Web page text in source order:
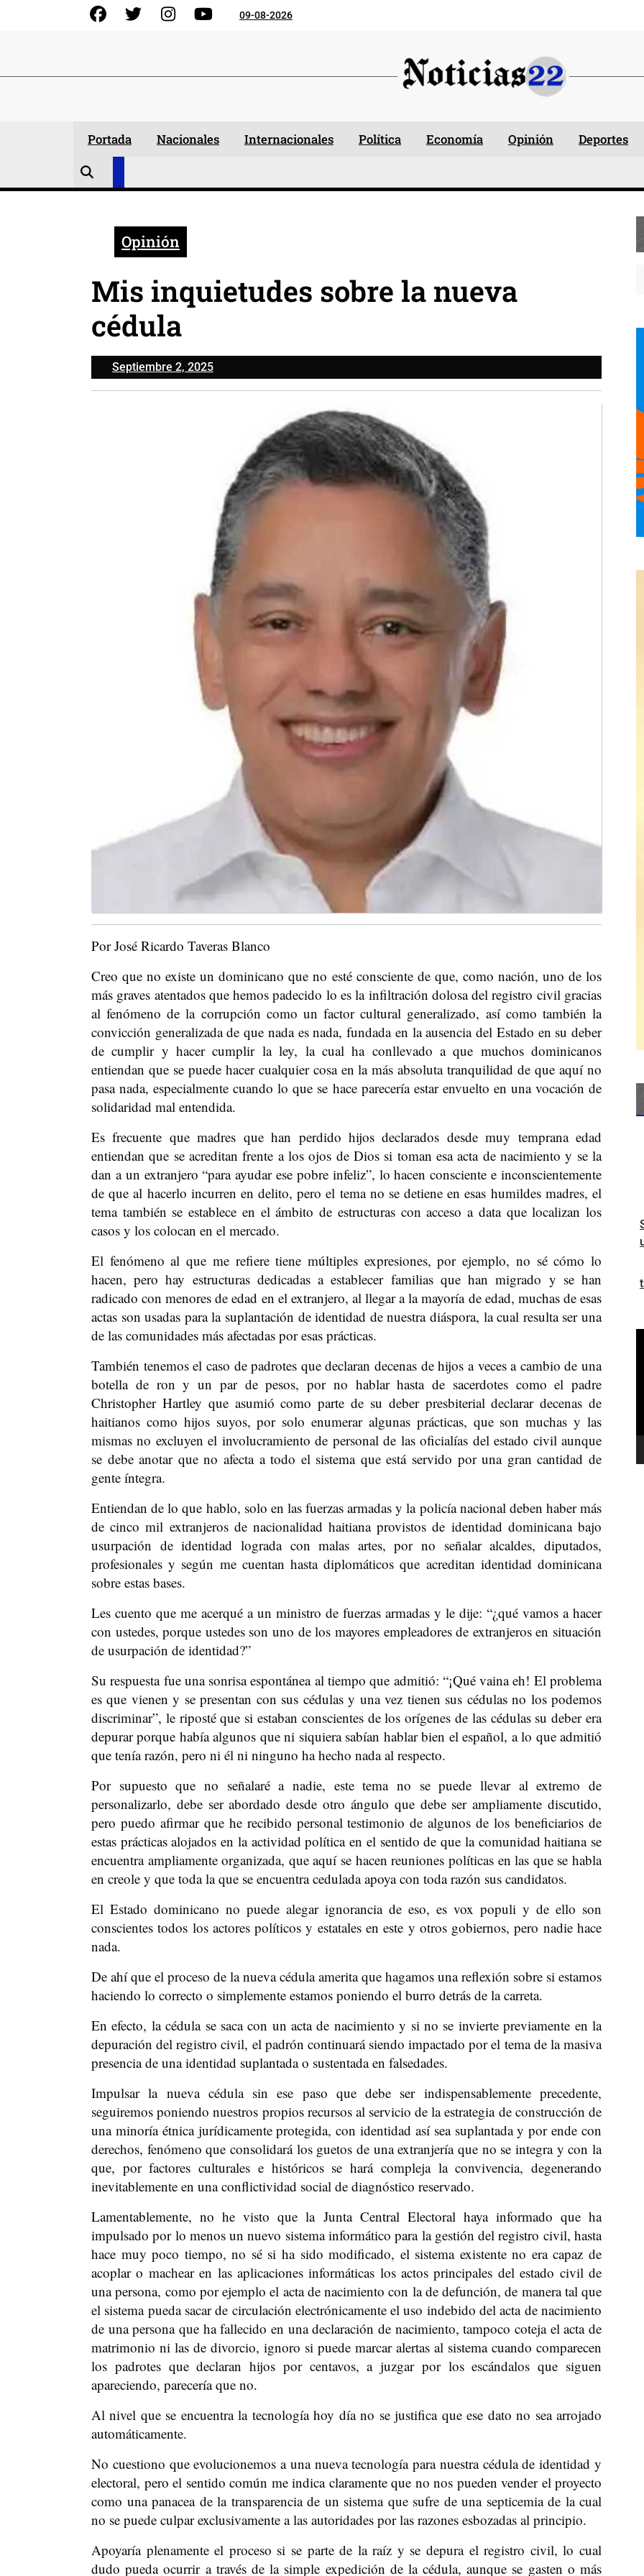
FacebookGorjeo InstagramYouTube09-08-2026
Portada Nacionales Internacionales Política Economía Opinión Deportes
Opinión
Mis inquietudes sobre la nueva
cédula
Septiembre 2, 2025Septiembre
2,
Por José Ricardo Taveras Blanco
Creo que no existe un dominicano que no esté consciente de que, como nación, uno de los
más graves atentados que hemos padecido lo es la infiltración dolosa del registro civil gracias
al fenómeno de la corrupción como un factor cultural generalizado, así como también la
convicción generalizada de que nada es nada, fundada en la ausencia del Estado en su deber
de cumplir y hacer cumplir la ley, la cual ha conllevado a que muchos dominicanos
entiendan que se puede hacer cualquier cosa en la más absoluta tranquilidad de que aquí no
pasa nada, especialmente cuando lo que se hace parecería estar envuelto en una vocación de
solidaridad mal entendida.
Es frecuente que madres que han perdido hijos declarados desde muy temprana edad
entiendan que se acreditan frente a los ojos de Dios si toman esa acta de nacimiento y se la
dan a un extranjero “para ayudar ese pobre infeliz”, lo hacen consciente e inconscientemente
de que al hacerlo incurren en delito, pero el tema no se detiene en esas humildes madres, el
tema también se establece en el ámbito de estructuras con acceso a data que localizan los
casos y los colocan en el mercado.
El fenómeno al que me refiere tiene múltiples expresiones, por ejemplo, no sé cómo lo
hacen, pero hay estructuras dedicadas a establecer familias que han migrado y se han
radicado con menores de edad en el extranjero, al llegar a la mayoría de edad, muchas de esas
actas son usadas para la suplantación de identidad de nuestra diáspora, la cual resulta ser una
de las comunidades más afectadas por esas prácticas.
También tenemos el caso de padrotes que declaran decenas de hijos a veces a cambio de una
botella de ron y un par de pesos, por no hablar hasta de sacerdotes como el padre
Christopher Hartley que asumió como parte de su deber presbiterial declarar decenas de
haitianos como hijos suyos, por solo enumerar algunas prácticas, que son muchas y las
mismas no excluyen el involucramiento de personal de las oficialías del estado civil aunque
se debe anotar que no afecta a todo el sistema que está servido por una gran cantidad de
gente íntegra.
Entiendan de lo que hablo, solo en las fuerzas armadas y la policía nacional deben haber más
de cinco mil extranjeros de nacionalidad haitiana provistos de identidad dominicana bajo
usurpación de identidad lograda con malas artes, por no señalar alcaldes, diputados,
profesionales y según me cuentan hasta diplomáticos que acreditan identidad dominicana
sobre estas bases.
Les cuento que me acerqué a un ministro de fuerzas armadas y le dije: “¿qué vamos a hacer
con ustedes, porque ustedes son uno de los mayores empleadores de extranjeros en situación
de usurpación de identidad?”
Su respuesta fue una sonrisa espontánea al tiempo que admitió: “¡Qué vaina eh! El problema
es que vienen y se presentan con sus cédulas y una vez tienen sus cédulas no los podemos
discriminar”, le riposté que si estaban conscientes de los orígenes de las cédulas su deber era
depurar porque había algunos que ni siquiera sabían hablar bien el español, a lo que admitió
que tenía razón, pero ni él ni ninguno ha hecho nada al respecto.
Por supuesto que no señalaré a nadie, este tema no se puede llevar al extremo de
personalizarlo, debe ser abordado desde otro ángulo que debe ser ampliamente discutido,
pero puedo afirmar que he recibido personal testimonio de algunos de los beneficiarios de
estas prácticas alojados en la actividad política en el sentido de que la comunidad haitiana se
encuentra ampliamente organizada, que aquí se hacen reuniones políticas en las que se habla
en creole y que toda la que se encuentra cedulada apoya con toda razón sus candidatos.
El Estado dominicano no puede alegar ignorancia de eso, es vox populi y de ello son
conscientes todos los actores políticos y estatales en este y otros gobiernos, pero nadie hace
nada.
De ahí que el proceso de la nueva cédula amerita que hagamos una reflexión sobre si estamos
haciendo lo correcto o simplemente estamos poniendo el burro detrás de la carreta.
En efecto, la cédula se saca con un acta de nacimiento y si no se invierte previamente en la
depuración del registro civil, el padrón continuará siendo impactado por el tema de la masiva
presencia de una identidad suplantada o sustentada en falsedades.
Impulsar la nueva cédula sin ese paso que debe ser indispensablemente precedente,
seguiremos poniendo nuestros propios recursos al servicio de la estrategia de construcción de
una minoría étnica jurídicamente protegida, con identidad así sea suplantada y por ende con
derechos, fenómeno que consolidará los guetos de una extranjería que no se integra y con la
que, por factores culturales e históricos se hará compleja la convivencia, degenerando
inevitablemente en una conflictividad social de diagnóstico reservado.
Lamentablemente, no he visto que la Junta Central Electoral haya informado que ha
impulsado por lo menos un nuevo sistema informático para la gestión del registro civil, hasta
hace muy poco tiempo, no sé si ha sido modificado, el sistema existente no era capaz de
acoplar o machear en las aplicaciones informáticas los actos principales del estado civil de
una persona, como por ejemplo el acta de nacimiento con la de defunción, de manera tal que
el sistema pueda sacar de circulación electrónicamente el uso indebido del acta de nacimiento
de una persona que ha fallecido en una declaración de nacimiento, tampoco coteja el acta de
matrimonio ni las de divorcio, ignoro si puede marcar alertas al sistema cuando comparecen
los padrotes que declaran hijos por centavos, a juzgar por los escándalos que siguen
apareciendo, parecería que no.
Al nivel que se encuentra la tecnología hoy día no se justifica que ese dato no sea arrojado
automáticamente.
No cuestiono que evolucionemos a una nueva tecnología para nuestra cédula de identidad y
electoral, pero el sentido común me indica claramente que no nos pueden vender el proyecto
como una panacea de la transparencia de un sistema que sufre de una septicemia de la cual
no se puede culpar exclusivamente a las autoridades por las razones esbozadas al principio.
Apoyaría plenamente el proceso si se parte de la raíz y se depura el registro civil, lo cual
dudo pueda ocurrir a través de la simple expedición de la cédula, aunque se gasten o más